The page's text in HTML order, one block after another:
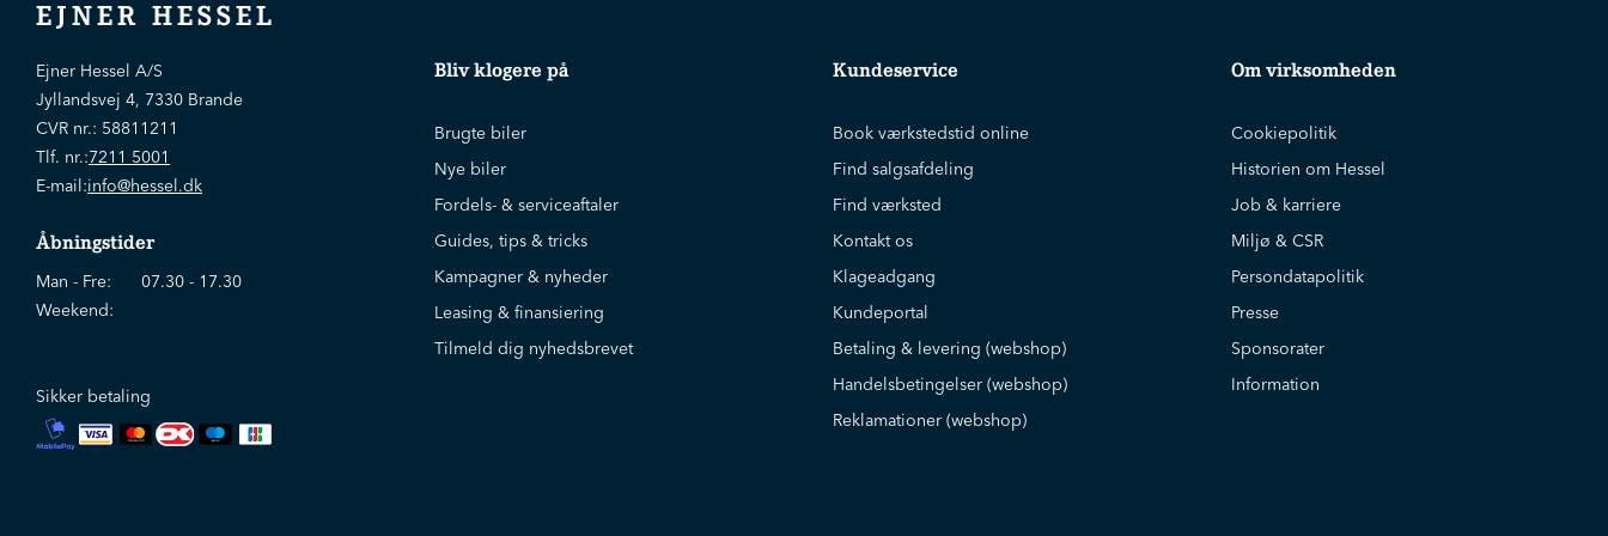
EJNER HESSEL
Ejner Hessel A/S
Jyllandsvej 4, 7330 Brande
CVR nr.: 58811211
Tlf. nr.:7211 5001
E-mail:info@hessel.dk
Åbningstider
Man - Fre:
07.30 - 17.30
Weekend:
Sikker betaling
Bliv klogere på
Brugte biler
Nye biler
Fordels- & serviceaftaler
Guides, tips & tricks
Kampagner & nyheder
Leasing & finansiering
Tilmeld dig nyhedsbrevet
Kundeservice
Book værkstedstid online
Find salgsafdeling
Find værksted
Kontakt os
Klageadgang
Kundeportal
Betaling & levering (webshop)
Handelsbetingelser (webshop)
Reklamationer (webshop)
Om virksomheden
Cookiepolitik
Historien om Hessel
Job & karriere
Miljø & CSR
Persondatapolitik
Presse
Sponsorater
Information